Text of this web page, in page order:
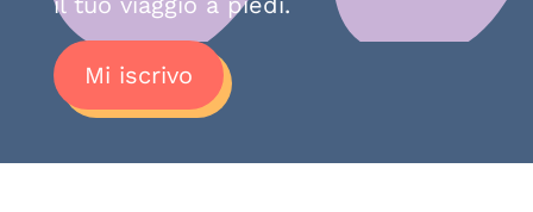
Mi iscrivo